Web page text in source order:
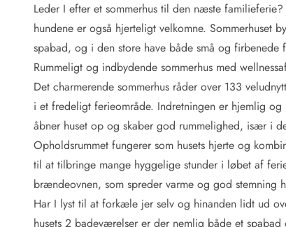
Rengøring
Gavekort
Book tidligt
Lejebetingelser
Vejret i Danmark
Sæsontider
Baderegler
Naturbeskyttelse
Webcam
Fotokonkurrence
Fordele hos os
Leder I efter et sommerhus til den næste
hundene er også hjerteligt velkomne. Sommerhuset
spabad, og i den store have både små og
Rummeligt og indbydende sommerhus med
Det charmerende sommerhus råder over 133
i et fredeligt ferieområde. Indretningen er hjemlig
åbner huset op og skaber god rummelighed, især i
Opholdsrummet fungerer som husets hjerte og
til at tilbringe mange hyggelige stunder i løbet af
brændeovnen, som spreder varme og god stemning
Har I lyst til at forkæle jer selv og hinanden lidt ud
husets 2 badeværelser er der nemlig både et